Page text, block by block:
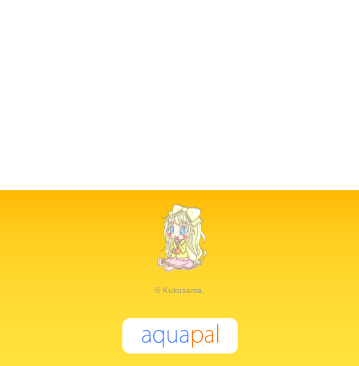
© Kukusama.